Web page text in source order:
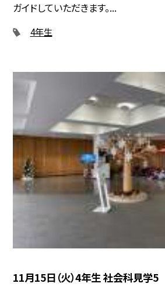
ガイドしていただきます。...
4年生
11月15日（火）4年生 社会科見学5